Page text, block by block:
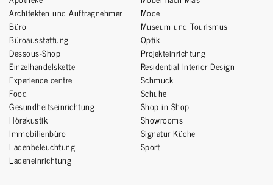
Architekten und Auftragnehmer
Büro
Büroausstattung
Dessous-Shop
Einzelhandelskette
Experience centre
Food
Gesundheitseinrichtung
Hörakustik
Immobilienbüro
Ladenbeleuchtung
Ladeneinrichtung
Mode
Museum und Tourismus
Optik
Projekteinrichtung
Residential Interior Design
Schmuck
Schuhe
Shop in Shop
Showrooms
Signatur Küche
Sport